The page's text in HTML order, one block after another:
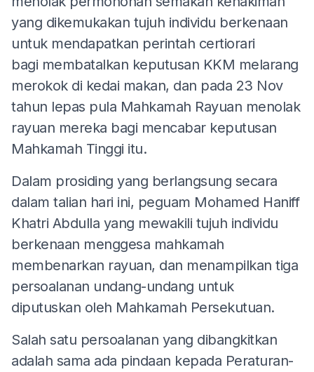
yang dikemukakan tujuh individu berkenaan
untuk mendapatkan perintah certiorari
bagi membatalkan keputusan KKM melarang
merokok di kedai makan, dan pada 23 Nov
tahun lepas pula Mahkamah Rayuan menolak
rayuan mereka bagi mencabar keputusan
Mahkamah Tinggi itu.
Dalam prosiding yang berlangsung secara
dalam talian hari ini, peguam Mohamed Haniff
Khatri Abdulla yang mewakili tujuh individu
berkenaan menggesa mahkamah
membenarkan rayuan, dan menampilkan tiga
persoalanan undang-undang untuk
diputuskan oleh Mahkamah Persekutuan.
Salah satu persoalanan yang dibangkitkan
adalah sama ada pindaan kepada Peraturan-